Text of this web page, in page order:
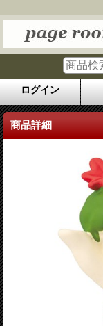
ログイン
商品詳細